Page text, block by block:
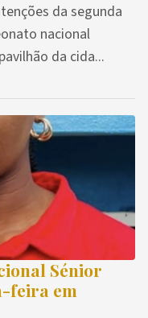
da segunda
nacional
da cida...
Sénior
feira em